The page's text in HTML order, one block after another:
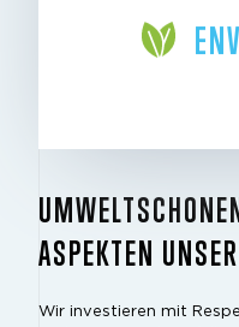
ASPEKTEN
Wir investieren mit